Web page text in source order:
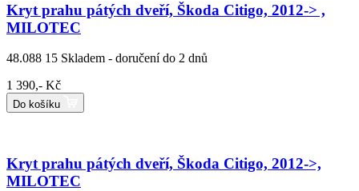
Kryt prahu pátých dveří, Škoda Citigo, 2012-> ,
MILOTEC
48.088 15 Skladem - doručení do 2 dnů
1 390,- Kč
Do košíku
Kryt prahu pátých dveří, Škoda Citigo, 2012->,
MILOTEC